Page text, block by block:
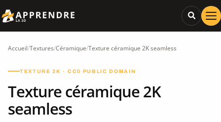
Accueil/Textures/Céramique/Texture céramique 2K seamless
TEXTURE 2K · CC0 PUBLIC DOMAIN
Texture céramique 2K
seamless